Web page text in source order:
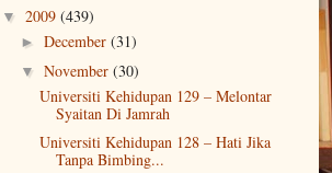
▼ 2009 (439)
► December (31)
▼ November (30)
Universiti Kehidupan 129 – Melontar
Syaitan Di Jamrah
Universiti Kehidupan 128 – Hati Jika
Tanpa Bimbing...